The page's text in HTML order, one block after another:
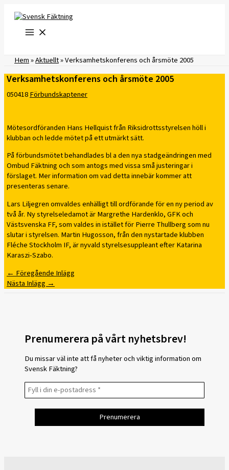
innehåll
Hem»Aktuellt»Verksamhetskonferens och årsmöte 2005
Verksamhetskonferens och årsmöte 2005
050418Förbundskaptener
Mötesordföranden Hans Hellquist från Riksidrottsstyrelsen höll i
klubban och ledde mötet på ett utmärkt sätt.
På förbundsmötet behandlades bl a den nya stadgeändringen med
Ombud Fäktning och som antogs med vissa små justeringar i
förslaget. Mer information om vad detta innebär kommer att
presenteras senare.
Lars Liljegren omvaldes enhälligt till ordförande för en ny period av
två år. Ny styrelseledamot är Margrethe Hardenklo, GFK och
Västsvenska FF, som valdes in istället för Pierre Thullberg som nu
slutar i styrelsen. Martin Hugosson, från den nystartade klubben
Fléche Stockholm IF, är nyvald styrelsesuppleant efter Katarina
Karaszi-Szabo.
← Föregående Inlägg
Nästa Inlägg →
Prenumerera på vårt nyhetsbrev!
Du missar väl inte att få nyheter och viktig information om
Svensk Fäktning?